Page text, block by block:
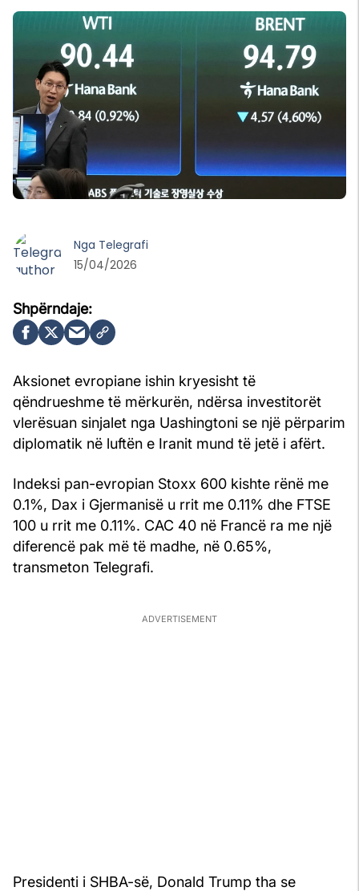
Aksionet evropiane ishin kryesisht të
qëndrueshme të mërkurën, ndërsa investitorët
vlerësuan sinjalet nga Uashingtoni se një përparim
diplomatik në luftën e Iranit mund të jetë i afërt.
Indeksi pan-evropian Stoxx 600 kishte rënë me
0.1%, Dax i Gjermanisë u rrit me 0.11% dhe FTSE
100 u rrit me 0.11%. CAC 40 në Francë ra me një
diferencë pak më të madhe, në 0.65%,
transmeton Telegrafi.
Presidenti i SHBA-së, Donald Trump tha se
Nga Telegrafi
15/04/2026